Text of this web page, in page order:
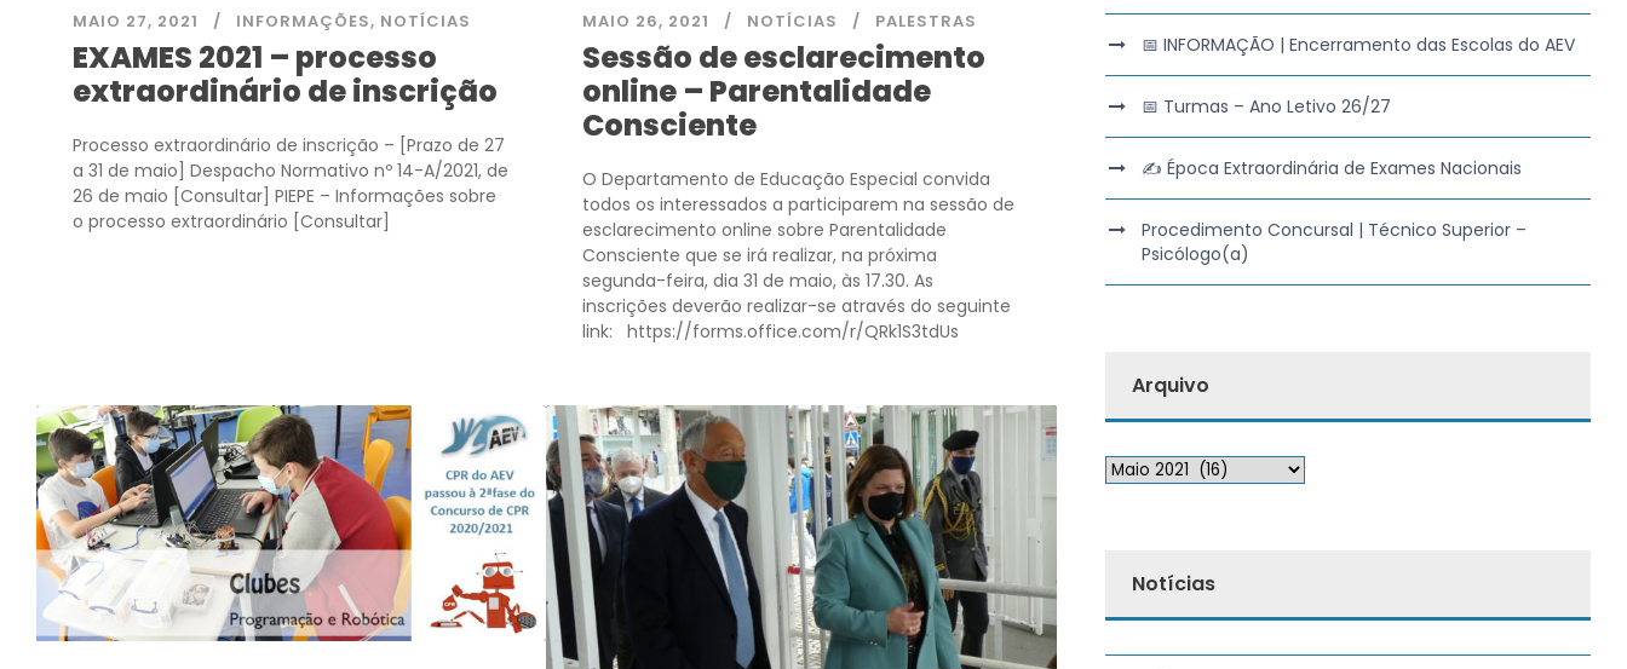
MAIO 27, 2021 INFORMAÇÕES, NOTÍCIAS
EXAMES 2021 – processo
extraordinário de inscrição
Processo extraordinário de inscrição – [Prazo de 27
a 31 de maio] Despacho Normativo nº 14-A/2021, de
26 de maio [Consultar] PIEPE – Informações sobre
o processo extraordinário [Consultar]
MAIO 26, 2021 NOTÍCIAS PALESTRAS
Sessão de esclarecimento
online – Parentalidade
Consciente
O Departamento de Educação Especial convida
todos os interessados a participarem na sessão de
esclarecimento online sobre Parentalidade
Consciente que se irá realizar, na próxima
segunda-feira, dia 31 de maio, às 17.30. As
inscrições deverão realizar-se através do seguinte
link: https://forms.office.com/r/QRk1S3tdUs
📅 INFORMAÇÃO | Encerramento das Escolas do AEV
📅 Turmas – Ano Letivo 26/27
✍️ Época Extraordinária de Exames Nacionais
Procedimento Concursal | Técnico Superior –
Psicólogo(a)
Arquivo
Notícias